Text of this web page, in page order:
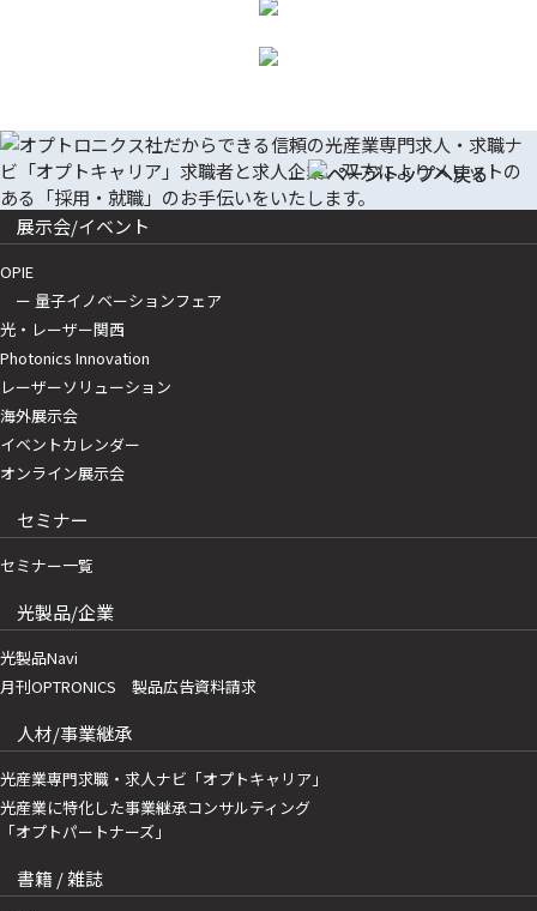
展示会/イベント
OPIE
ー 量子イノベーションフェア
光・レーザー関西
Photonics Innovation
レーザーソリューション
海外展示会
イベントカレンダー
オンライン展示会
セミナー
セミナー一覧
光製品/企業
光製品Navi
月刊OPTRONICS 製品広告資料請求
人材/事業継承
光産業専門求職・求人ナビ「オプトキャリア」
光産業に特化した事業継承コンサルティング
「オプトパートナーズ」
書籍 / 雑誌